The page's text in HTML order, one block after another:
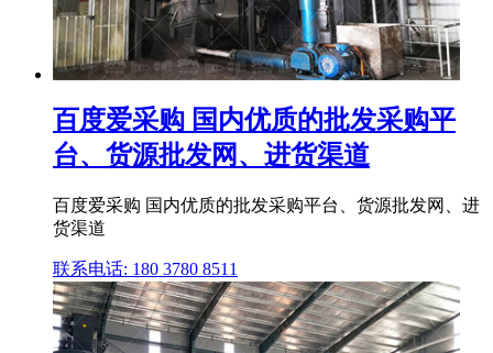
百度爱采购 国内优质的批发采购平
台、货源批发网、进货渠道
百度爱采购 国内优质的批发采购平台、货源批发网、进
货渠道
联系电话: 180 3780 8511